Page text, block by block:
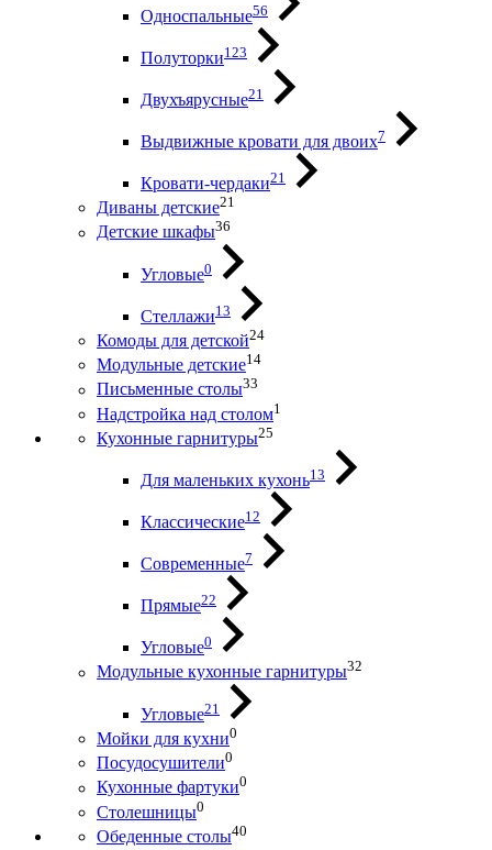
Односпальные56
Полуторки123
Двухъярусные21
Выдвижные кровати для двоих7
Кровати-чердаки21
Диваны детские21
Детские шкафы36
Угловые0
Стеллажи13
Комоды для детской24
Модульные детские14
Письменные столы33
Надстройка над столом1
Кухонные гарнитуры25
Для маленьких кухонь13
Классические12
Современные7
Прямые22
Угловые0
Модульные кухонные гарнитуры32
Угловые21
Мойки для кухни0
Посудосушители0
Кухонные фартуки0
Столешницы0
Обеденные столы40